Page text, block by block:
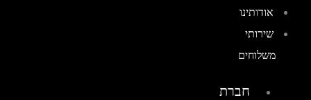
אודותינו
שירותי
משלוחים
חברת